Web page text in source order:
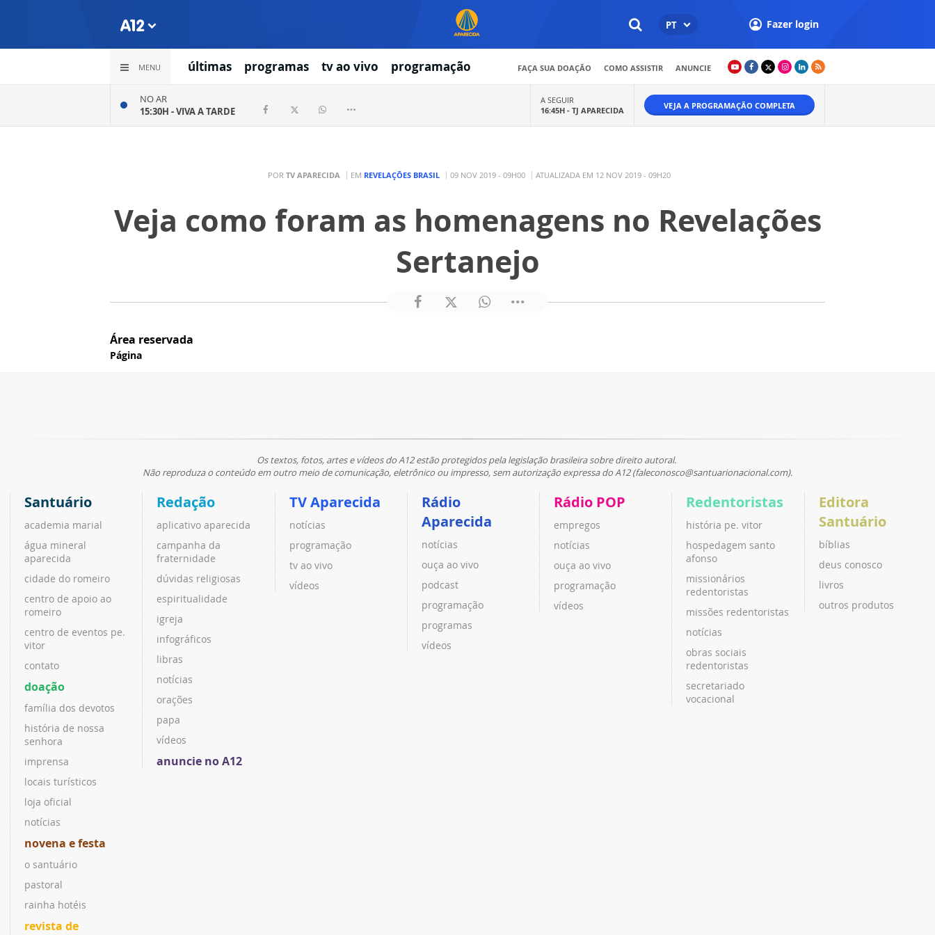
PT Fazer login
MENU últimas programas tv ao vivo programação FAÇA SUA DOAÇÃO COMO ASSISTIR ANUNCIE
NO AR
15:30H -VIVA A TARDE
A SEGUIR
16:45H - TJ APARECIDA VEJA A PROGRAMAÇÃO COMPLETA
POR TV APARECIDA EM REVELAÇÕES BRASIL 09 NOV 2019 - 09H00 ATUALIZADA EM 12 NOV 2019 - 09H20
Veja como foram as homenagens no Revelações
Sertanejo
Área reservada
Página
Os textos, fotos, artes e vídeos do A12 estão protegidos pela legislação brasileira sobre direito autoral.
Não reproduza o conteúdo em outro meio de comunicação, eletrônico ou impresso, sem autorização expressa do A12 (faleconosco@santuarionacional.com).
Santuário
academia marial
água mineral
aparecida
cidade do romeiro
centro de apoio ao
romeiro
centro de eventos pe.
vitor
contato
doação
família dos devotos
história de nossa
senhora
imprensa
locais turísticos
loja oficial
notícias
novena e festa
o santuário
pastoral
rainha hotéis
revista de
Redação
aplicativo aparecida
campanha da
fraternidade
dúvidas religiosas
espiritualidade
igreja
infográficos
libras
notícias
orações
papa
vídeos
anuncie no A12
TV Aparecida
notícias
programação
tv ao vivo
vídeos
Rádio
Aparecida
notícias
ouça ao vivo
podcast
programação
programas
vídeos
Rádio POP
empregos
notícias
ouça ao vivo
programação
vídeos
Redentoristas
história pe. vitor
hospedagem santo
afonso
missionários
redentoristas
missões redentoristas
notícias
obras sociais
redentoristas
secretariado
vocacional
Editora
Santuário
bíblias
deus conosco
livros
outros produtos